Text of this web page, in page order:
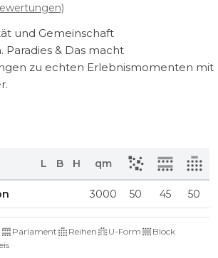
und Gemeinschaft
& Das macht
zu echten Erlebnismomenten mit
L B H qm
3000 50 45 50
Parlament Reihen U-Form
Block